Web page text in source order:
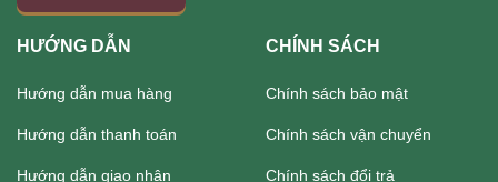
HƯỚNG DẪN
Hướng dẫn mua hàng
Hướng dẫn thanh toán
Hướng dẫn giao nhận
CHÍNH SÁCH
Chính sách bảo mật
Chính sách vận chuyển
Chính sách đổi trả